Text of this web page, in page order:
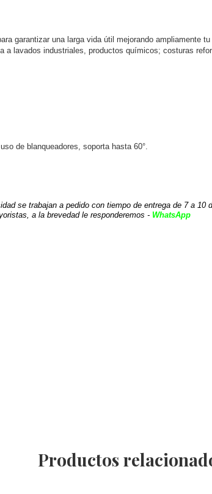
garantizar una larga vida útil mejorando ampliamente tu
a lavados industriales, productos químicos; costuras
de blanqueadores, soporta hasta 60°.
se trabajan a pedido con tiempo de entrega de 7 a 10
a la brevedad le responderemos - WhatsApp
Productos